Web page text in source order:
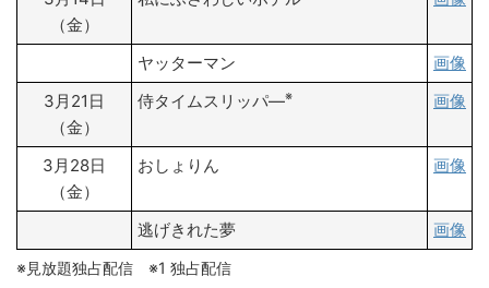
（金）
ヤッターマン
画像
3月21日
（金）
侍タイムスリッパ―※ 画像
3月28日
（金）
おしょりん 画像
逃げきれた夢 画像
※見放題独占配信 ※1 独占配信